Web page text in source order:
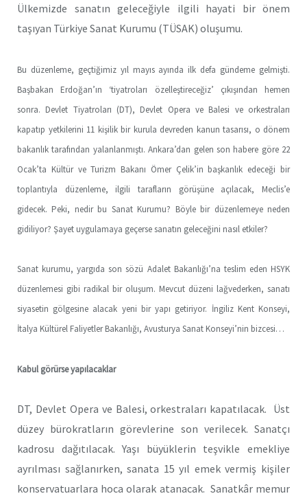
Ülkemizde sanatın geleceğiyle ilgili hayati bir önem
taşıyan Türkiye Sanat Kurumu (TÜSAK) oluşumu.
Bu düzenleme, geçtiğimiz yıl mayıs ayında ilk defa gündeme gelmişti.
Başbakan Erdoğan’ın ‘tiyatroları özelleştireceğiz’ çıkışından hemen
sonra. Devlet Tiyatroları (DT), Devlet Opera ve Balesi ve orkestraları
kapatıp yetkilerini 11 kişilik bir kurula devreden kanun tasarısı, o dönem
bakanlık tarafından yalanlanmıştı. Ankara’dan gelen son habere göre 22
Ocak’ta Kültür ve Turizm Bakanı Ömer Çelik’in başkanlık edeceği bir
toplantıyla düzenleme, ilgili tarafların görüşüne açılacak, Meclis’e
gidecek. Peki, nedir bu Sanat Kurumu? Böyle bir düzenlemeye neden
gidiliyor? Şayet uygulamaya geçerse sanatın geleceğini nasıl etkiler?
Sanat kurumu, yargıda son sözü Adalet Bakanlığı’na teslim eden HSYK
düzenlemesi gibi radikal bir oluşum. Mevcut düzeni lağvederken, sanatı
siyasetin gölgesine alacak yeni bir yapı getiriyor. İngiliz Kent Konseyi,
İtalya Kültürel Faliyetler Bakanlığı, Avusturya Sanat Konseyi’nin bizcesi…
Kabul görürse yapılacaklar
DT, Devlet Opera ve Balesi, orkestraları kapatılacak. Üst
düzey bürokratların görevlerine son verilecek. Sanatçı
kadrosu dağıtılacak. Yaşı büyüklerin teşvikle emekliye
ayrılması sağlanırken, sanata 15 yıl emek vermiş kişiler
konservatuarlara hoca olarak atanacak. Sanatkâr memur